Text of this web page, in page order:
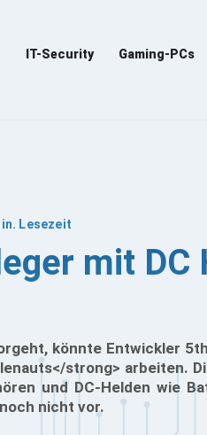
IT-Security Gaming-PCs
Lesezeit
mit DC
könnte Entwickler
strong> arbeiten.
und DC-Helden wie
nicht vor.